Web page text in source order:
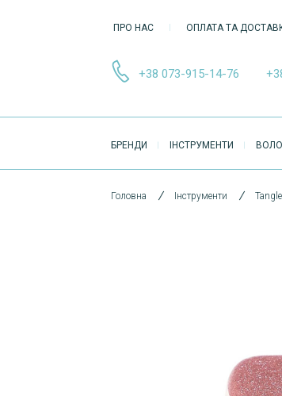
ПРО НАС ОПЛАТА ТА
+38 073-915-14-76
НАВІҐАЦІЯ
БРЕНДИ ІНСТРУМЕНТИ
Головна Інструменти